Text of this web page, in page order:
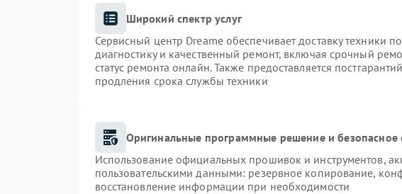
Широкий спектр услуг
Сервисный центр Dreame обеспечивает доставку техники
диагностику и качественный ремонт, включая срочный
статус ремонта онлайн. Также предоставляется
продления срока службы техники
Оригинальные программные решение и
Использование официальных прошивок и инструментов,
пользовательскими данными: резервное копирование,
восстановление информации при необходимости